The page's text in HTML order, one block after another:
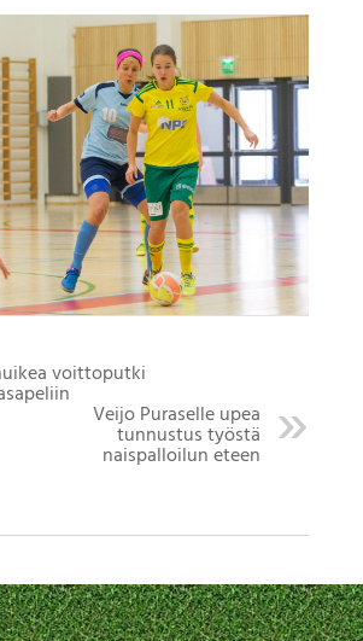
voittoputki
Veijo Puraselle upea
tunnustus työstä
naispalloilun eteen